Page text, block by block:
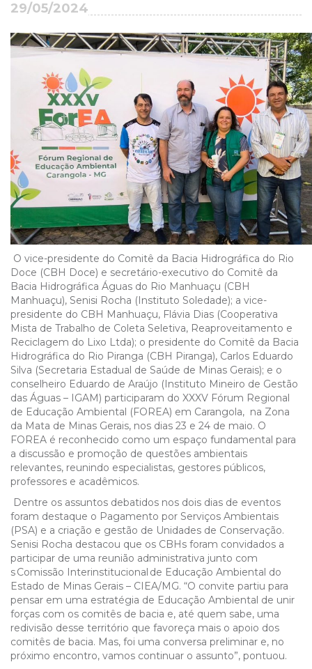
29/05/2024
O vice-presidente do Comitê da Bacia Hidrográfica do Rio
Doce (CBH Doce) e secretário-executivo do Comitê da
Bacia Hidrográfica Águas do Rio Manhuaçu (CBH
Manhuaçu), Senisi Rocha (Instituto Soledade); a vice-
presidente do CBH Manhuaçu, Flávia Dias (Cooperativa
Mista de Trabalho de Coleta Seletiva, Reaproveitamento e
Reciclagem do Lixo Ltda); o presidente do Comitê da Bacia
Hidrográfica do Rio Piranga (CBH Piranga), Carlos Eduardo
Silva (Secretaria Estadual de Saúde de Minas Gerais); e o
conselheiro Eduardo de Araújo (Instituto Mineiro de Gestão
das Águas – IGAM) participaram do XXXV Fórum Regional
de Educação Ambiental (FOREA) em Carangola, na Zona
da Mata de Minas Gerais, nos dias 23 e 24 de maio. O
FOREA é reconhecido como um espaço fundamental para
a discussão e promoção de questões ambientais
relevantes, reunindo especialistas, gestores públicos,
professores e acadêmicos.
Dentre os assuntos debatidos nos dois dias de eventos
foram destaque o Pagamento por Serviços Ambientais
(PSA) e a criação e gestão de Unidades de Conservação.
Senisi Rocha destacou que os CBHs foram convidados a
participar de uma reunião administrativa junto com
sComissão Interinstitucional de Educação Ambiental do
Estado de Minas Gerais – CIEA/MG. “O convite partiu para
pensar em uma estratégia de Educação Ambiental de unir
forças com os comitês de bacia e, até quem sabe, uma
redivisão desse território que favoreça mais o apoio dos
comitês de bacia. Mas, foi uma conversa preliminar e, no
próximo encontro, vamos continuar o assunto”, pontuou.